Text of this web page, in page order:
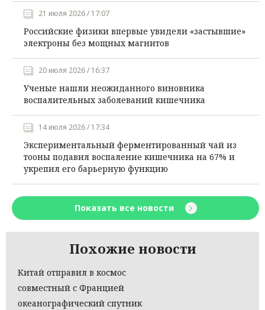
21 июля 2026 / 17:07
Российские физики впервые увидели «застывшие»
электроны без мощных магнитов
20 июля 2026 / 16:37
Ученые нашли неожиданного виновника
воспалительных заболеваний кишечника
14 июля 2026 / 17:34
Экспериментальный ферментированный чай из
тооны подавил воспаление кишечника на 67% и
укрепил его барьерную функцию
Показать все новости
Похожие новости
Китай отправил в космос
совместный с Францией
океанографический спутник